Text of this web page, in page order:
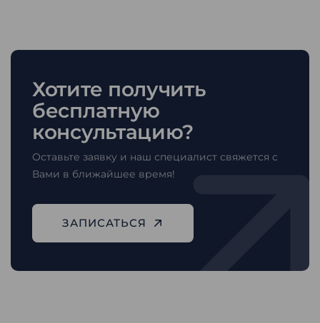
Хотите получить
бесплатную
консультацию?
Оставьте заявку и наш специалист свяжется с
Вами в ближайшее время!
ЗАПИСАТЬСЯ